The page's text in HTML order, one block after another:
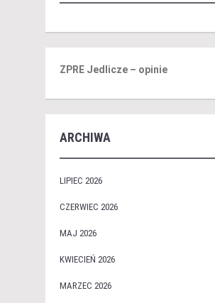
ZPRE Jedlicze – opinie
ARCHIWA
LIPIEC 2026
CZERWIEC 2026
MAJ 2026
KWIECIEŃ 2026
MARZEC 2026